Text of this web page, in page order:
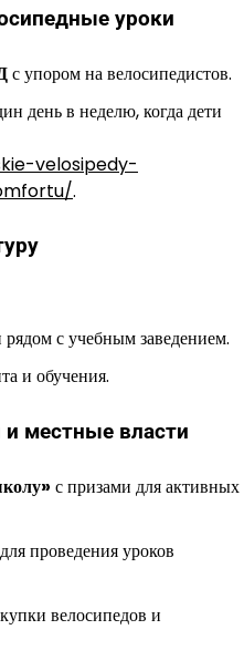
уроки
с упором на велосипедистов.
день в неделю, когда дети
velosipedy-
.
с учебным заведением.
и обучения.
и местные власти
с призами для активных
для проведения уроков
велосипедов и